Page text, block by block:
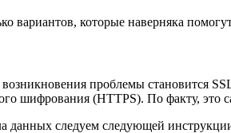
вариантов, которые наверняка
проблемы становится
шифрования (HTTPS). По факту,
данных следуем следующей